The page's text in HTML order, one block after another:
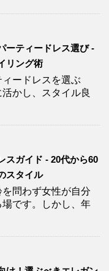
ーティードレス選び -
リング術
ードレスを選ぶ
かし、スタイル良
スガイド - 20代から60
スタイル
問わず女性が自分
です。しかし、年